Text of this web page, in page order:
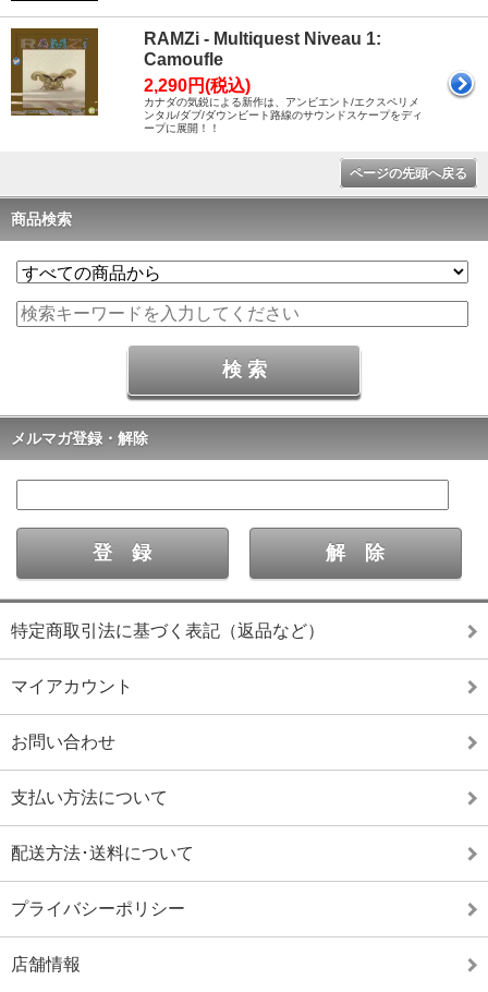
RAMZi - Multiquest Niveau 1:
Camoufle
2,290円(税込)
カナダの気鋭による新作は、アンビエント/エクスペリメ
ンタル/ダブ/ダウンビート路線のサウンドスケープをディ
ープに展開！！
ページの先頭へ戻る
商品検索
メルマガ登録・解除
特定商取引法に基づく表記（返品など）
マイアカウント
お問い合わせ
支払い方法について
配送方法･送料について
プライバシーポリシー
店舗情報